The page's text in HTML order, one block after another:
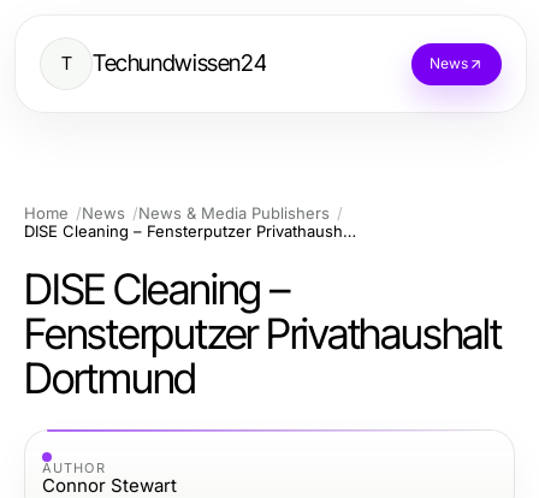
T Techundwissen24 News
Home News
News & Media Publishers
DISE Cleaning – Fensterputzer Privathaushalt Dortmund
DISE Cleaning –
Fensterputzer Privathaushalt
Dortmund
AUTHOR
Connor Stewart